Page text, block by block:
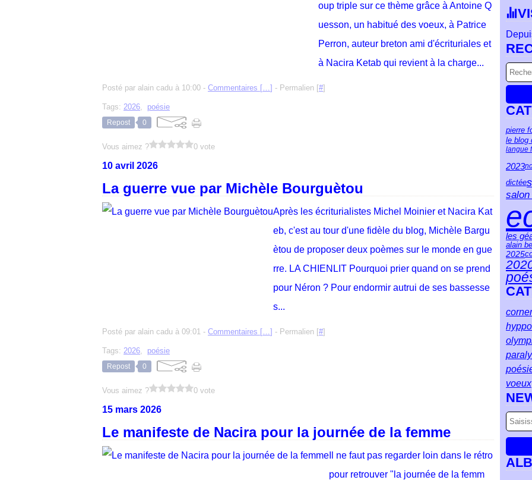
oup triple sur ce thème grâce à Antoine Q
uesson, un habitué des voeux, à Patrice
Perron, auteur breton ami d'écrituriales et
à Nacira Ketab qui revient à la charge...
Posté par alain cadu à 10:00 - Commentaires […] - Permalien [#]
Tags: 2026, poésie
Repost 0
Vous aimez ? 0 vote
10 avril 2026
La guerre vue par Michèle Bourguètou
Après les écriturialistes Michel Moinier et Nacira Kat
eb, c'est au tour d'une fidèle du blog, Michèle Bargu
ètou de proposer deux poèmes sur le monde en gue
rre. LA CHIENLIT Pourquoi prier quand on se prend
pour Néron ? Pour endormir autrui de ses bassesse
s...
Posté par alain cadu à 09:01 - Commentaires […] - Permalien [#]
Tags: 2026, poésie
Repost 0
Vous aimez ? 0 vote
15 mars 2026
Le manifeste de Nacira pour la journée de la femme
Il ne faut pas regarder loin dans le rétro
pour retrouver "la journée de la femm
pierre
le blog
langue
2023
dictée
les
alain
2025
voeux